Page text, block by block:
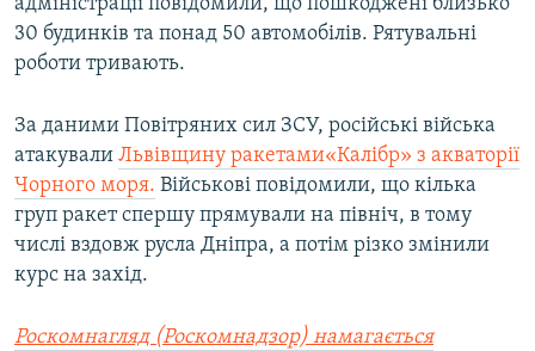
адміністрації повідомили, що пошкоджені близько
30 будинків та понад 50 автомобілів. Рятувальні
роботи тривають.
За даними Повітряних сил ЗСУ, російські війська
атакували Львівщину ракетами«Калібр» з акваторії
Чорного моря. Військові повідомили, що кілька
груп ракет спершу прямували на північ, в тому
числі вздовж русла Дніпра, а потім різко змінили
курс на захід.
Роскомнагляд (Роскомнадзор) намагається